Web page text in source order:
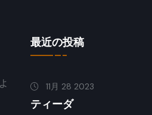
最近の投稿
11月 28 2023
ティーダ